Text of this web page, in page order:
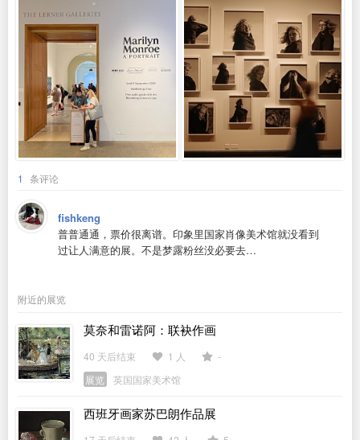
1 条评论
fishkeng
普普通通，票价很离谱。印象里国家肖像美术馆就没看到
过让人满意的展。不是梦露粉丝没必要去…
附近的展览
莫奈和雷诺阿：联袂作画
40 天后结束 1 人
-
展览
英国国家美术馆
西班牙画家苏巴朗作品展